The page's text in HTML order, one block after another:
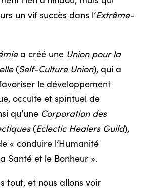
un vif succès dans l’Extrême-
a créé une Union pour la
(Self-Culture Union), qui a
le développement
occulte et spirituel de
qu’une Corporation des
(Eclectic Healers Guild),
« conduire l’Humanité
Santé et le Bonheur ».
tout, et nous allons voir